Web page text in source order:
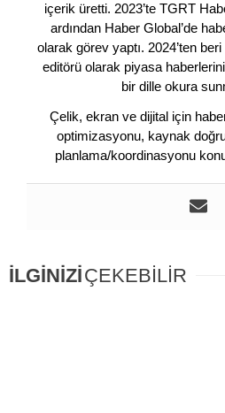
içerik üretti. 2023’te TGRT
ardından Haber Global’de
olarak görev yaptı. 2024’ten
editörü olarak piyasa
bir dille okura
Çelik, ekran ve dijital için
optimizasyonu, kaynak
planlama/koordinasyonu
İLGİNİZİÇEKEBİLİR